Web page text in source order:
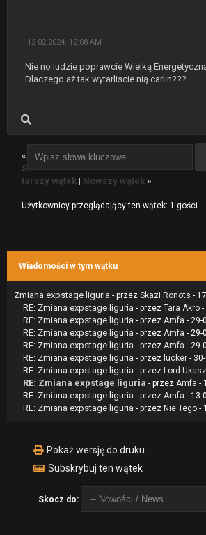
12-02-2024, 12:08 AM
Nie no ludzie poprawcie Wielką
Dlaczego aż tak wytarliscie nią carlin???
«
S
tarszy wątek | Nowszy wątek »
Użytkownicy przeglądający ten wątek: 1 gości
Wiadomości w tym wątku
Zmiana expstage liguria - przez Skazi Ronots -
RE: Zmiana expstage liguria - przez Tara Akro -
RE: Zmiana expstage liguria - przez Amfa - 29-
RE: Zmiana expstage liguria - przez Amfa - 29-
RE: Zmiana expstage liguria - przez Amfa - 29-
RE: Zmiana expstage liguria - przez lucker -
RE: Zmiana expstage liguria - przez Lord Ukasz
RE: Zmiana expstage liguria - przez Amfa -
RE: Zmiana expstage liguria - przez Amfa - 13-
RE: Zmiana expstage liguria - przez Nie Tego -
Pokaż wersję do druku
Subskrybuj ten wątek
Skocz do: